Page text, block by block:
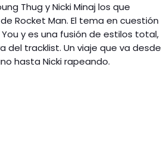
Thug y Nicki Minaj los que
Rocket Man. El tema en cuestión
y es una fusión de estilos total,
del tracklist. Un viaje que va desde
hasta Nicki rapeando.